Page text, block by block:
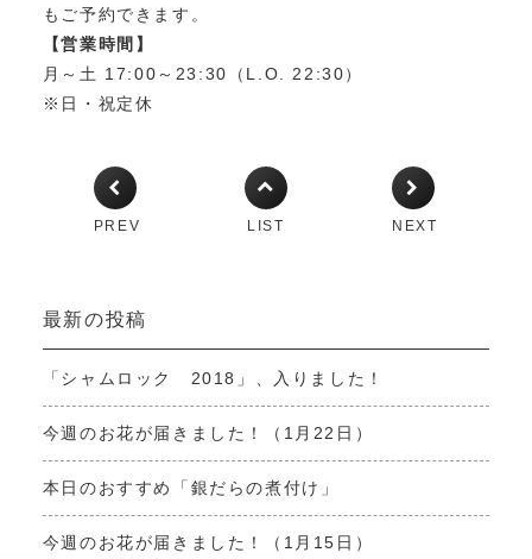
もご予約できます。
【営業時間】
月～土 17:00～23:30（L.O. 22:30）
※日・祝定休
PREV LIST NEXT
最新の投稿
「シャムロック 2018」、入りました！
今週のお花が届きました！（1月22日）
本日のおすすめ「銀だらの煮付け」
今週のお花が届きました！（1月15日）